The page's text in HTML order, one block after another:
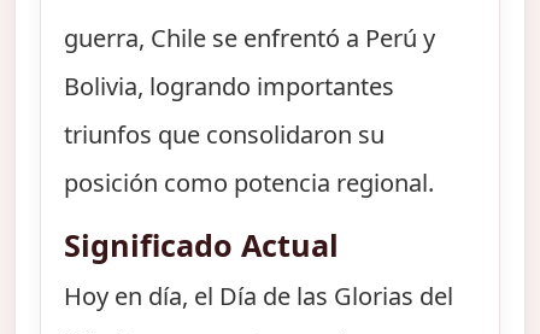
guerra, Chile se enfrentó a Perú y
Bolivia, logrando importantes
triunfos que consolidaron su
posición como potencia regional.
Significado Actual
Hoy en día, el Día de las Glorias del